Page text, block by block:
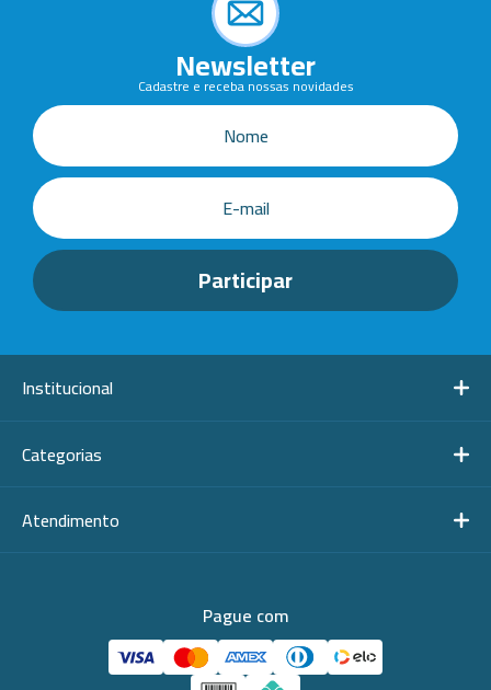
Newsletter
Cadastre e receba nossas novidades
Institucional
Categorias
Atendimento
Pague com